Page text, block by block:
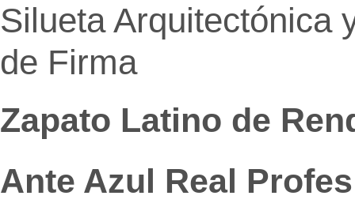
Silueta Arquitectónica
de Firma
Zapato Latino de
Ante Azul Real